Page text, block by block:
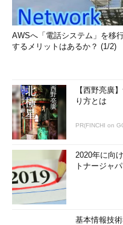
AWSへ「電話システム」を移
するメリットはあるか？ (1/2)
【西野亮廣
り方とは
PR(FINCHI on
2020年に向
トナージャ
基本情報技